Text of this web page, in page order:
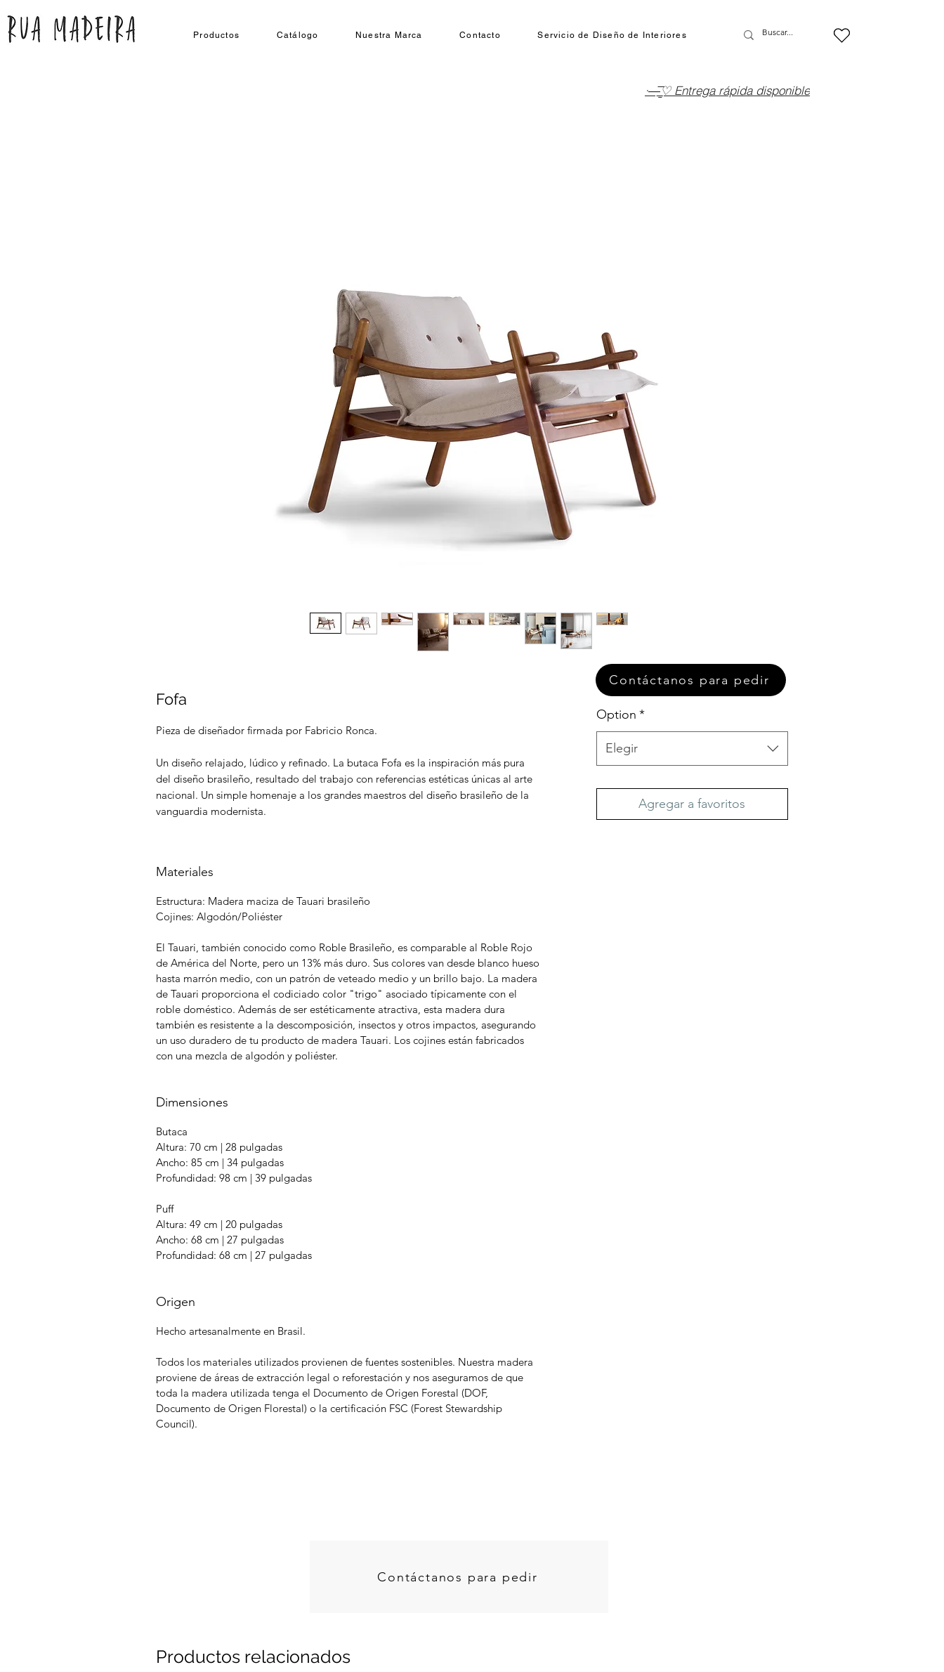
Productos Catálogo Nuestra Marca Contacto Servicio de Diseño de Interiores
·—̳͟͞͞♡ Entrega rápida disponible
Fofa
Pieza de diseñador firmada por Fabricio Ronca.
Un diseño relajado, lúdico y refinado. La butaca Fofa es la inspiración más pura
del diseño brasileño, resultado del trabajo con referencias estéticas únicas al arte
nacional. Un simple homenaje a los grandes maestros del diseño brasileño de la
vanguardia modernista.
Materiales
Estructura: Madera maciza de Tauari brasileño
Cojines: Algodón/Poliéster
El Tauari, también conocido como Roble Brasileño, es comparable al Roble Rojo
de América del Norte, pero un 13% más duro. Sus colores van desde blanco hueso
hasta marrón medio, con un patrón de veteado medio y un brillo bajo. La madera
de Tauari proporciona el codiciado color "trigo" asociado típicamente con el
roble doméstico. Además de ser estéticamente atractiva, esta madera dura
también es resistente a la descomposición, insectos y otros impactos, asegurando
un uso duradero de tu producto de madera Tauari. Los cojines están fabricados
con una mezcla de algodón y poliéster.
Dimensiones
Butaca
Altura: 70 cm | 28 pulgadas
Ancho: 85 cm | 34 pulgadas
Profundidad: 98 cm | 39 pulgadas
Puff
Altura: 49 cm | 20 pulgadas
Ancho: 68 cm | 27 pulgadas
Profundidad: 68 cm | 27 pulgadas
Origen
Hecho artesanalmente en Brasil.
Todos los materiales utilizados provienen de fuentes sostenibles. Nuestra madera
proviene de áreas de extracción legal o reforestación y nos aseguramos de que
toda la madera utilizada tenga el Documento de Origen Forestal (DOF,
Documento de Origen Florestal) o la certificación FSC (Forest Stewardship
Council).
Option *
Elegir
Agregar a favoritos
Contáctanos para pedir
Contáctanos para pedir
Productos relacionados